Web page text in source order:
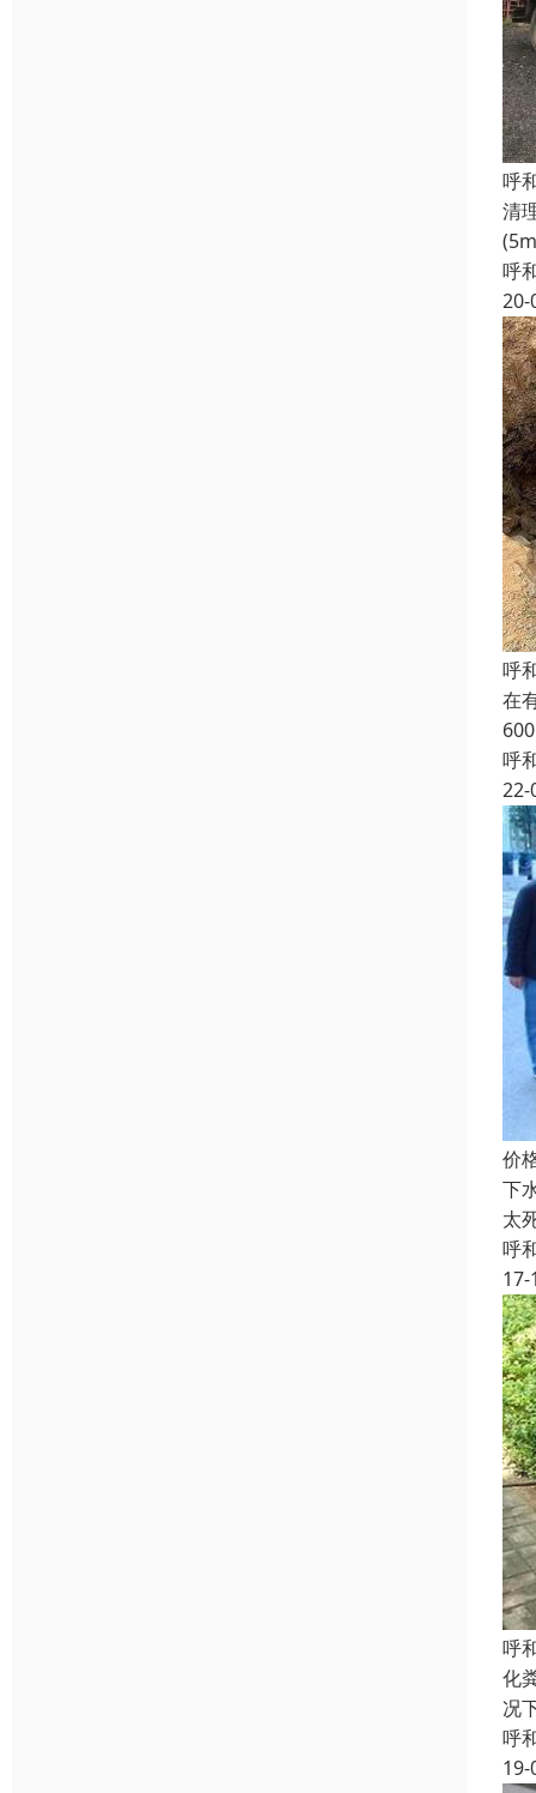
呼
清
呼
20-
呼
在
呼
22-
价
下
太
呼
17-
呼
化
况
呼
19-